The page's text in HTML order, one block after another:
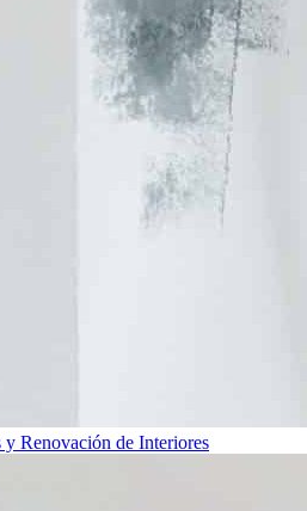
y Renovación de Interiores